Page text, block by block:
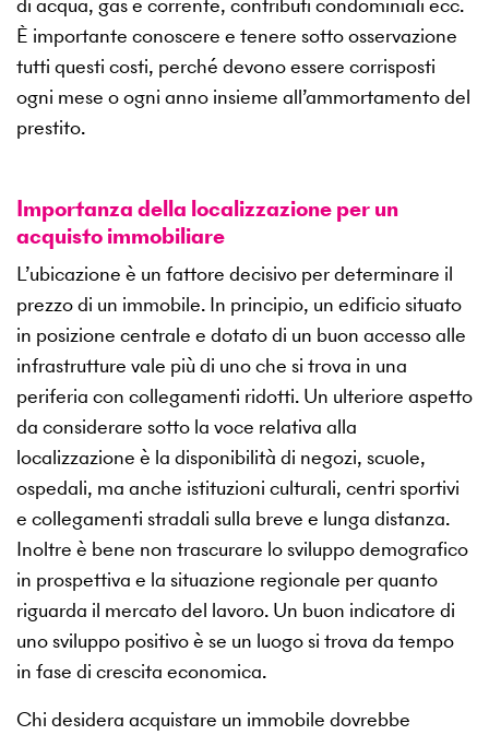
È importante conoscere e tenere sotto osservazione
tutti questi costi, perché devono essere corrisposti
ogni mese o ogni anno insieme all’ammortamento del
prestito.
Importanza della localizzazione per un
acquisto immobiliare
L’ubicazione è un fattore decisivo per determinare il
prezzo di un immobile. In principio, un edificio situato
in posizione centrale e dotato di un buon accesso alle
infrastrutture vale più di uno che si trova in una
periferia con collegamenti ridotti. Un ulteriore aspetto
da considerare sotto la voce relativa alla
localizzazione è la disponibilità di negozi, scuole,
ospedali, ma anche istituzioni culturali, centri sportivi
e collegamenti stradali sulla breve e lunga distanza.
Inoltre è bene non trascurare lo sviluppo demografico
in prospettiva e la situazione regionale per quanto
riguarda il mercato del lavoro. Un buon indicatore di
uno sviluppo positivo è se un luogo si trova da tempo
in fase di crescita economica.
Chi desidera acquistare un immobile dovrebbe